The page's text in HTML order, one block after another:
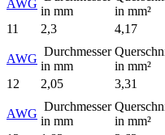
AWG
in mm
in mm²
11
2,3 4,17
AWG
Durchmesser
in mm
in mm²
12
2,05 3,31
AWG
Durchmesser
in mm
in mm²